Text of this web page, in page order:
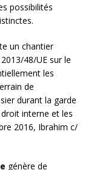
possibilités
un chantier
48/UE sur le
les
de
durant la garde
interne et les
2016, Ibrahim c/
génère de